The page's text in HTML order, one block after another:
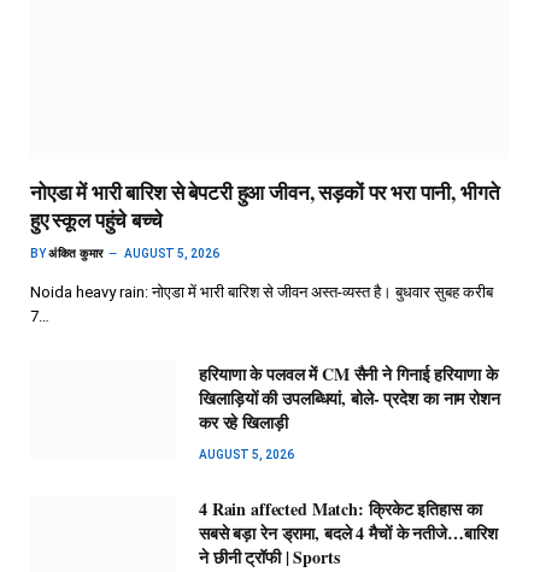
नोएडा में भारी बारिश से बेपटरी हुआ जीवन, सड़कों पर भरा पानी, भीगते
हुए स्कूल पहुंचे बच्चे
BYअंकित कुमार AUGUST 5, 2026
Noida heavy rain: नोएडा में भारी बारिश से जीवन अस्त-व्यस्त है। बुधवार सुबह करीब
7…
हरियाणा के पलवल में CM सैनी ने गिनाई हरियाणा के
खिलाड़ियों की उपलब्धियां, बोले- प्रदेश का नाम रोशन
कर रहे खिलाड़ी
AUGUST 5, 2026
4 Rain affected Match: क्रिकेट इतिहास का
सबसे बड़ा रेन ड्रामा, बदले 4 मैचों के नतीजे…बारिश
ने छीनी ट्रॉफी | Sports